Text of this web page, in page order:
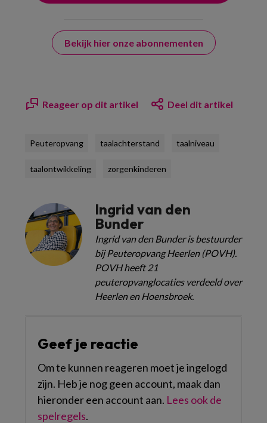
Bekijk hier onze abonnementen
Reageer op dit artikel Deel dit artikel
Peuteropvang taalachterstand taalniveau
taalontwikkeling zorgenkinderen
Ingrid van den
Bunder
Ingrid van den Bunder is bestuurder
bij Peuteropvang Heerlen (POVH).
POVH heeft 21
peuteropvanglocaties verdeeld over
Heerlen en Hoensbroek.
Geef je reactie
Om te kunnen reageren moet je ingelogd
zijn. Heb je nog geen account, maak dan
hieronder een account aan. Lees ook de
spelregels.